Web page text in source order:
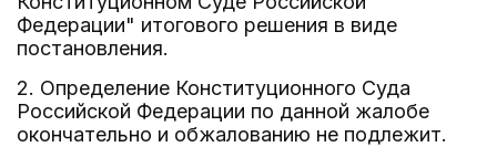
Федерации" итогового решения в виде
постановления.
2. Определение Конституционного Суда
Российской Федерации по данной жалобе
окончательно и обжалованию не подлежит.